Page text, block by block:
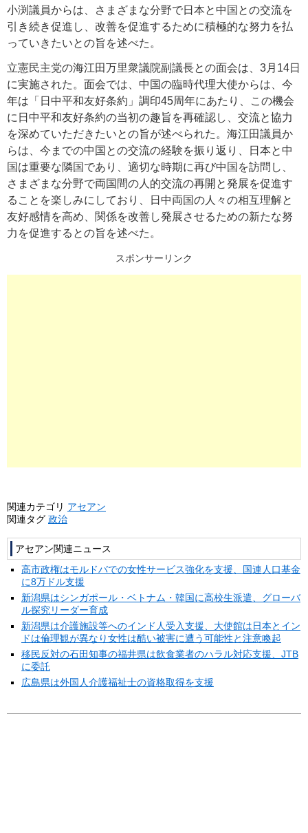
小渕議員からは、さまざまな分野で日本と中国との交流を
引き続き促進し、改善を促進するために積極的な努力を払
っていきたいとの旨を述べた。
立憲民主党の海江田万里衆議院副議長との面会は、3月14日
に実施された。面会では、中国の臨時代理大使からは、今
年は「日中平和友好条約」調印45周年にあたり、この機会
に日中平和友好条約の当初の趣旨を再確認し、交流と協力
を深めていただきたいとの旨が述べられた。海江田議員か
らは、今までの中国との交流の経験を振り返り、日本と中
国は重要な隣国であり、適切な時期に再び中国を訪問し、
さまざまな分野で両国間の人的交流の再開と発展を促進す
ることを楽しみにしており、日中両国の人々の相互理解と
友好感情を高め、関係を改善し発展させるための新たな努
力を促進するとの旨を述べた。
スポンサーリンク
関連カテゴリ アセアン
関連タグ 政治
アセアン関連ニュース
高市政権はモルドバでの女性サービス強化を支援、国連人口基金
に8万ドル支援
新潟県はシンガポール・ベトナム・韓国に高校生派遣、グローバ
ル探究リーダー育成
新潟県は介護施設等へのインド人受入支援、大使館は日本とイン
ドは倫理観が異なり女性は酷い被害に遭う可能性と注意喚起
移民反対の石田知事の福井県は飲食業者のハラル対応支援、JTB
に委託
広島県は外国人介護福祉士の資格取得を支援